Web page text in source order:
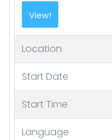
View!
Location
Start Date
Start Time
Language